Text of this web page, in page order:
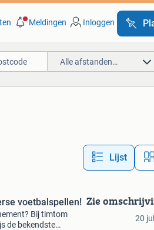
Meldingen Inloggen
Alle afstanden…
Lijst
voetbalspellen!
Bij timtom
de bekendste
Zie
20